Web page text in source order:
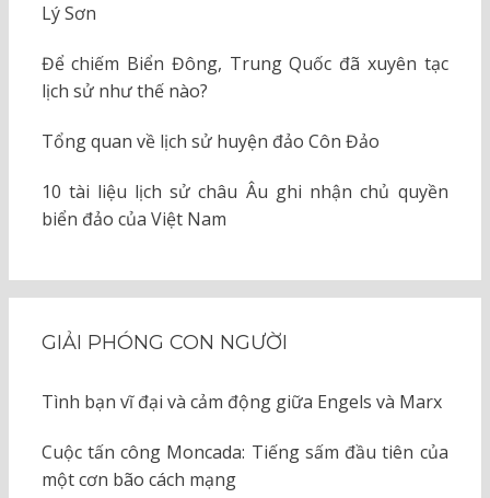
Lý Sơn
Để chiếm Biển Đông, Trung Quốc đã xuyên tạc
lịch sử như thế nào?
Tổng quan về lịch sử huyện đảo Côn Đảo
10 tài liệu lịch sử châu Âu ghi nhận chủ quyền
biển đảo của Việt Nam
GIẢI PHÓNG CON NGƯỜI
Tình bạn vĩ đại và cảm động giữa Engels và Marx
Cuộc tấn công Moncada: Tiếng sấm đầu tiên của
một cơn bão cách mạng